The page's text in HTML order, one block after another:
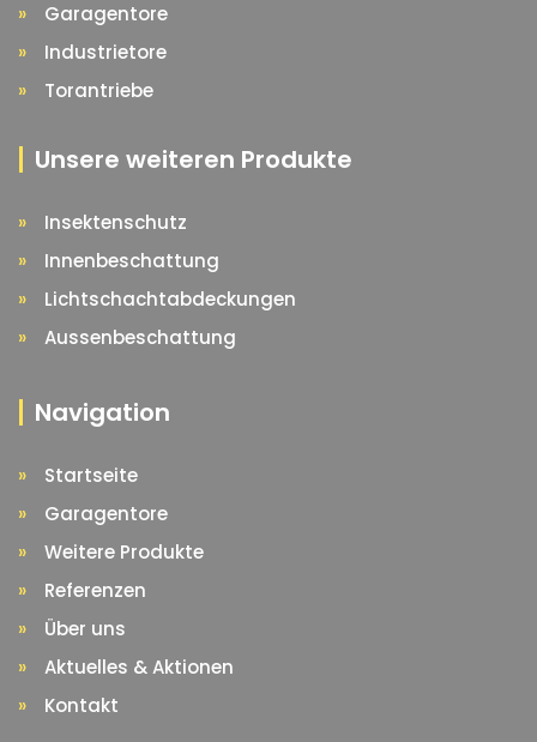
Garagentore
Industrietore
Torantriebe
Unsere weiteren Produkte
Insektenschutz
Innenbeschattung
Lichtschachtabdeckungen
Aussenbeschattung
Navigation
Startseite
Garagentore
Weitere Produkte
Referenzen
Über uns
Aktuelles & Aktionen
Kontakt